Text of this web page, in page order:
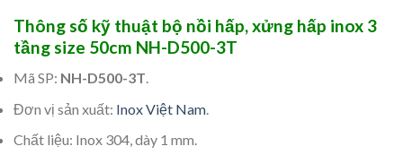
Thông số kỹ thuật bộ nồi hấp, xửng hấp inox 3
tầng size 50cm NH-D500-3T
Mã SP: NH-D500-3T.
Đơn vị sản xuất: Inox Việt Nam.
Chất liệu: Inox 304, dày 1 mm.